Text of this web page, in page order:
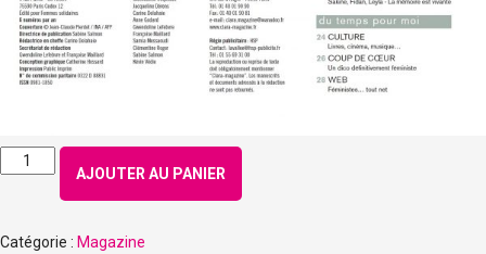
quantité
de
-
AJOUTER AU PANIER
Catégorie : Magazine